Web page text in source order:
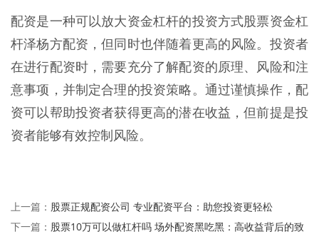
配资是一种可以放大资金杠杆的投资方式股票资金杠
杆泽杨方配资，但同时也伴随着更高的风险。投资者
在进行配资时，需要充分了解配资的原理、风险和注
意事项，并制定合理的投资策略。通过谨慎操作，配
资可以帮助投资者获得更高的潜在收益，但前提是投
资者能够有效控制风险。
上一篇： 股票正规配资公司 专业配资平台：助您投资更轻松
下一篇： 股票10万可以做杠杆吗 场外配资黑吃黑：高收益背后的致